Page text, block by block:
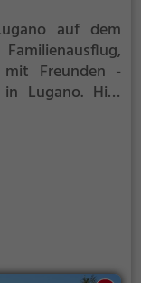
auf dem
Freunden -
Lugano. Hier
auf ihre